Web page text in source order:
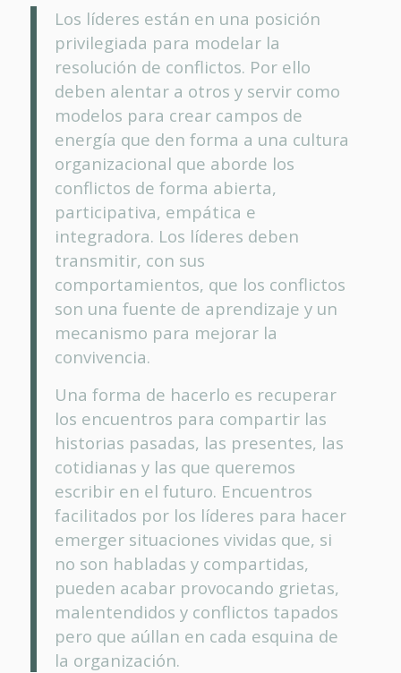
Los líderes están en una posición
privilegiada para modelar la
resolución de conflictos. Por ello
deben alentar a otros y servir como
modelos para crear campos de
energía que den forma a una cultura
organizacional que aborde los
conflictos de forma abierta,
participativa, empática e
integradora. Los líderes deben
transmitir, con sus
comportamientos, que los conflictos
son una fuente de aprendizaje y un
mecanismo para mejorar la
convivencia.
Una forma de hacerlo es recuperar
los encuentros para compartir las
historias pasadas, las presentes, las
cotidianas y las que queremos
escribir en el futuro. Encuentros
facilitados por los líderes para hacer
emerger situaciones vividas que, si
no son habladas y compartidas,
pueden acabar provocando grietas,
malentendidos y conflictos tapados
pero que aúllan en cada esquina de
la organización.